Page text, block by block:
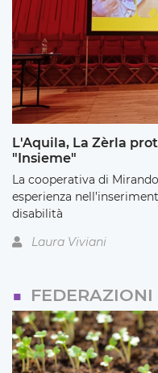
L'Aquila, La Zèrla
"Insieme"
La cooperativa di
esperienza
disabilità
Laura Viviani
FEDERAZIONI